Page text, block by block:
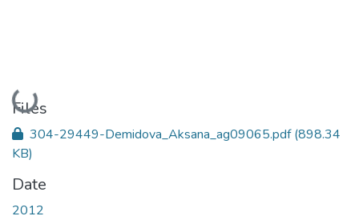
Loading...
Files
304-29449-Demidova_Aksana_ag09065.pdf(898.34
KB)
Date
2012